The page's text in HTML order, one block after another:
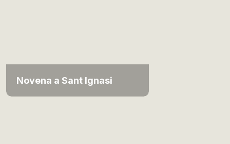
Novena a Sant Ignasi